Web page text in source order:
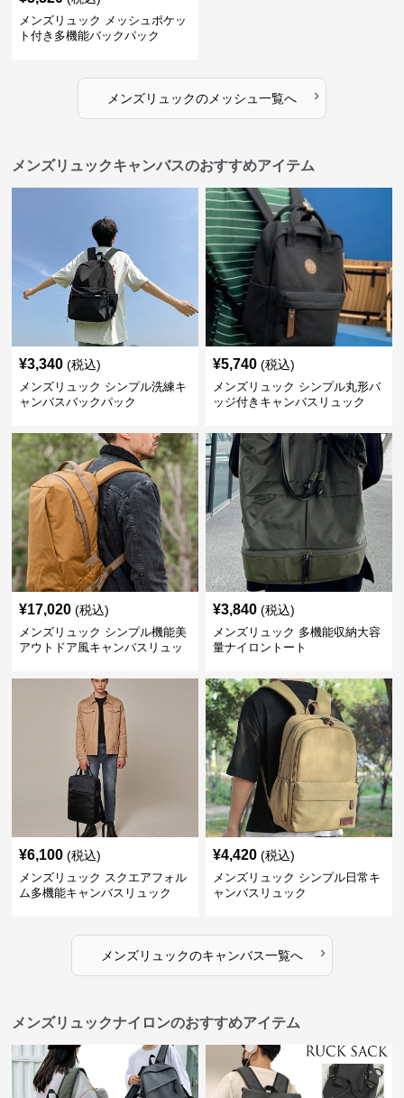
メンズリュック メッシュポケッ
ト付き多機能バックパック
メンズリュックのメッシュ 一覧へ ›
メンズリュックキャンバスのおすすめアイテム
¥3,340 (税込)
メンズリュック シンプル洗練キ
ャンバスバックパック
¥5,740 (税込)
メンズリュック シンプル丸形バ
ッジ付きキャンバスリュック
¥17,020 (税込)
メンズリュック シンプル機能美
アウトドア風キャンバスリュッ
¥3,840 (税込)
メンズリュック 多機能収納大容
量ナイロントート
¥6,100 (税込)
メンズリュック スクエアフォル
ム多機能キャンバスリュック
¥4,420 (税込)
メンズリュック シンプル日常キ
ャンバスリュック
メンズリュックのキャンバス一覧へ ›
メンズリュックナイロンのおすすめアイテム